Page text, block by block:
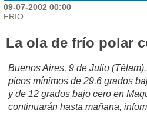
09-07-2002 00:00
FRIO
La ola de frío polar
Buenos Aires, 9 de Julio
picos mínimos de 29.6 grados
y de 12 grados bajo cero en
continuarán hasta mañana,